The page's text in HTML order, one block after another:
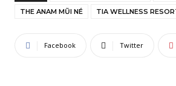
THE ANAM MŨI NÉ
TIA WELLNESS
Facebook Twitter